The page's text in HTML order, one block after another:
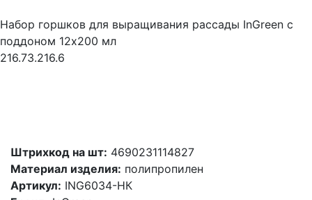
Набор горшков для выращивания рассады InGreen с
поддоном 12х200 мл
216.73.216.6
Штрихкод на шт: 4690231114827
Материал изделия: полипропилен
Артикул: ING6034-НК